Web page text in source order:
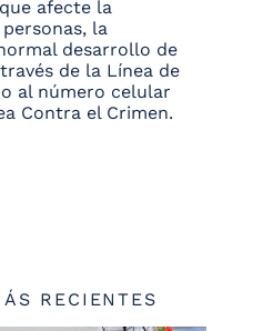
afecte la
la
desarrollo de
de la Línea de
o al número celular
Contra el Crimen.
RECIENTES